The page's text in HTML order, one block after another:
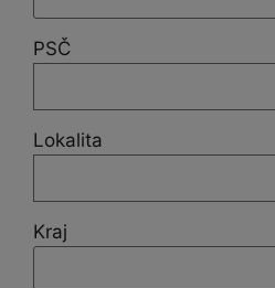
PSČ
Lokalita
Kraj